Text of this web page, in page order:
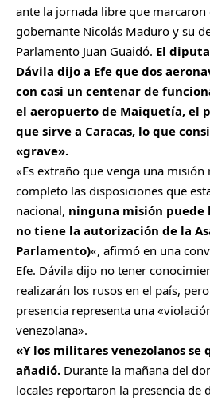
ante la jornada libre que
gobernante Nicolás Maduro y su
Parlamento Juan Guaidó. El
Dávila dijo a Efe que dos
con casi un centenar de
el aeropuerto de Maiquetía, el
que sirve a Caracas, lo que
«grave».
«Es extraño que venga una
completo las disposiciones que
nacional, ninguna misión puede
no tiene la autorización de la
Parlamento)«, afirmó en una
Efe. Dávila dijo no tener
realizarán los rusos en el país,
presencia representa una
venezolana».
«Y los militares venezolanos se
añadió. Durante la mañana del
locales reportaron la presencia de